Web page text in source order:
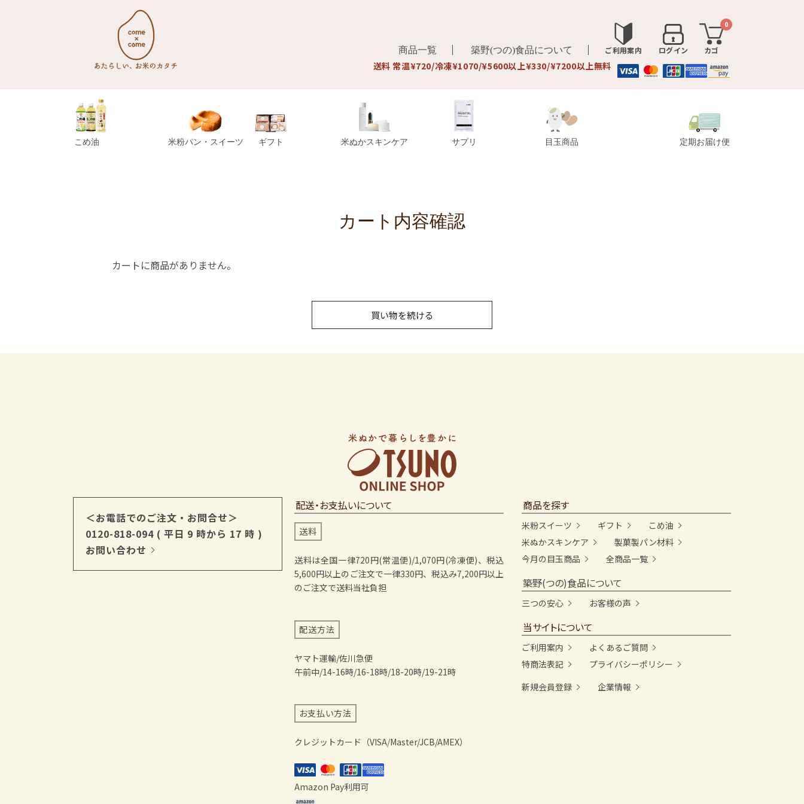
商品一覧 築野(つの)食品について ご利用案内 ログイン カゴ
0
送料 常温¥720/冷凍¥1070/¥5600以上¥330/¥7200以上無料
こめ油 米粉パン・スイーツ ギフト 米ぬかスキンケア サプリ 目玉商品 定期お届け便
カート内容確認
カートに商品がありません。
買い物を続ける
＜お電話でのご注文・お問合せ＞
0120-818-094 ( 平日 9 時から 17 時 )
お問い合わせ
配送・お支払いについて
送料
送料は全国一律720円(常温便)/1,070円(冷凍便)、税込
5,600円以上のご注文で一律330円、税込み7,200円以上
のご注文で送料当社負担
配送方法
ヤマト運輸/佐川急便
午前中/14-16時/16-18時/18-20時/19-21時
お支払い方法
クレジットカード（VISA/Master/JCB/AMEX）
Amazon Pay利用可
商品を探す
米粉スイーツ ギフト
こめ油
米ぬかスキンケア
製菓製パン材料
今月の目玉商品
全商品一覧
築野(つの)食品について
三つの安心 お客様の声
当サイトについて
ご利用案内
よくあるご質問
特商法表記
プライバシーポリシー
新規会員登録
企業情報